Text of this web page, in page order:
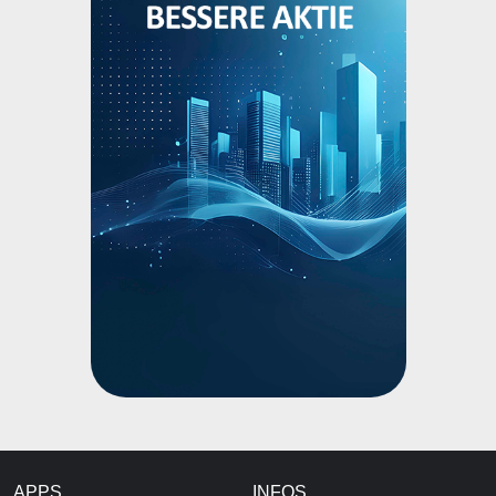
APPS INFOS